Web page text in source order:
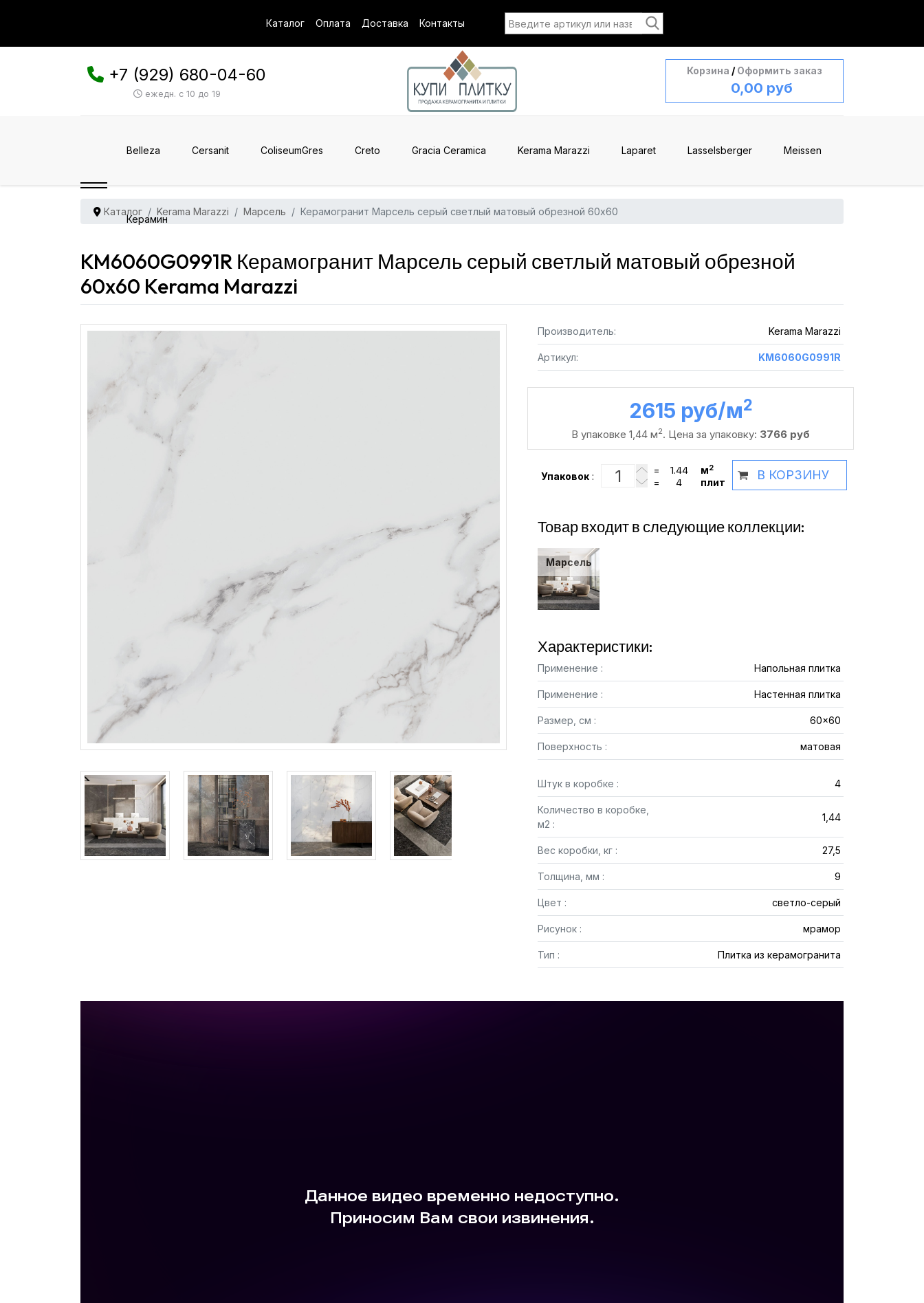
Каталог Оплата Доставка Контакты
+7 (929) 680-04-60
ежедн. с 10 до 19
Корзина / Оформить заказ
0,00 руб
Belleza Cersanit ColiseumGres Creto Gracia Ceramica Kerama Marazzi Laparet Lasselsberger Meissen
Керамин
Каталог Kerama Marazzi Марсель Керамогранит Марсель серый светлый матовый обрезной 60x60
KM6060G0991R Керамогранит Марсель серый светлый матовый обрезной
60x60 Kerama Marazzi
Производитель: Kerama Marazzi
Артикул: KM6060G0991R
2615 руб /м2
В упаковке 1,44 м2. Цена за упаковку: 3766 руб
Упаковок :
= м2
= плит
В КОРЗИНУ
Товар входит в следующие коллекции:
Марсель
Характеристики:
Применение : Напольная плитка
Применение : Настенная плитка
Размер, см : 60x60
Поверхность : матовая
Штук в коробке : 4
Количество в коробке,
м2 :
1,44
Вес коробки, кг : 27,5
Толщина, мм : 9
Цвет : светло-серый
Рисунок : мрамор
Тип : Плитка из керамогранита